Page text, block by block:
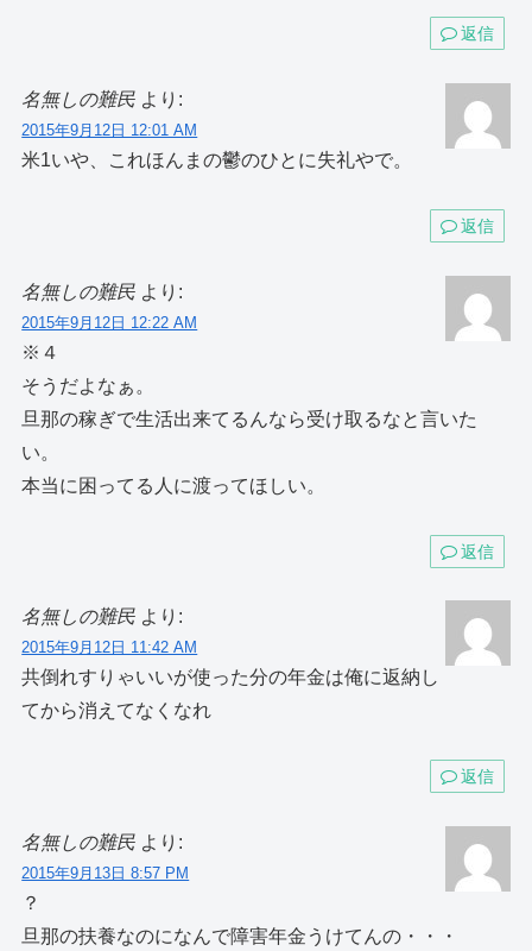
返信
名無しの難民 より:
2015年9月12日 12:01 AM
米1いや、これほんまの鬱のひとに失礼やで。
返信
名無しの難民 より:
2015年9月12日 12:22 AM
※４
そうだよなぁ。
旦那の稼ぎで生活出来てるんなら受け取るなと言いた
い。
本当に困ってる人に渡ってほしい。
返信
名無しの難民 より:
2015年9月12日 11:42 AM
共倒れすりゃいいが使った分の年金は俺に返納し
てから消えてなくなれ
返信
名無しの難民 より:
2015年9月13日 8:57 PM
？
旦那の扶養なのになんで障害年金うけてんの・・・